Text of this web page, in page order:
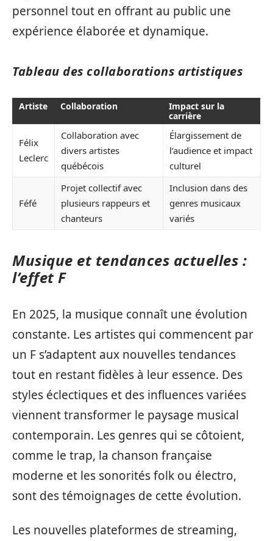
personnel tout en offrant au public une
expérience élaborée et dynamique.
Tableau des collaborations artistiques
Artiste Collaboration
Impact sur la
carrière
Félix
Leclerc
Collaboration avec
divers artistes
québécois
Élargissement de
l’audience et impact
culturel
Féfé
Projet collectif avec
plusieurs rappeurs et
chanteurs
Inclusion dans des
genres musicaux
variés
Musique et tendances actuelles :
l’effet F
En 2025, la musique connaît une évolution
constante. Les artistes qui commencent par
un F s’adaptent aux nouvelles tendances
tout en restant fidèles à leur essence. Des
styles éclectiques et des influences variées
viennent transformer le paysage musical
contemporain. Les genres qui se côtoient,
comme le trap, la chanson française
moderne et les sonorités folk ou électro,
sont des témoignages de cette évolution.
Les nouvelles plateformes de streaming,